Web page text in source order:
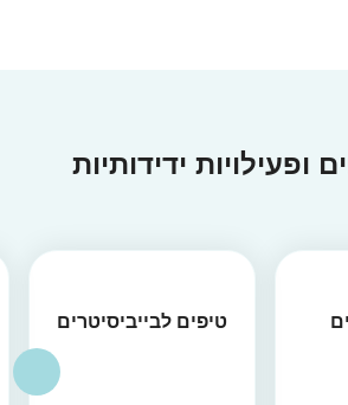
ופעילויות ידידותיות
טיפים לבייביסיטרים